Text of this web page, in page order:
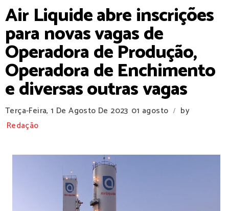
Air Liquide abre inscrições
para novas vagas de
Operadora de Produção,
Operadora de Enchimento
e diversas outras vagas
Terça-Feira, 1 De Agosto De 2023 01 agosto /
by
Redação